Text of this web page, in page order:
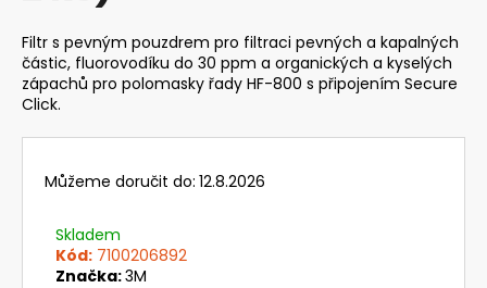
Filtr s pevným pouzdrem pro filtraci pevných a kapalných
částic, fluorovodíku do 30 ppm a organických a kyselých
zápachů pro polomasky řady HF-800 s připojením Secure
Click.
Můžeme doručit do: 12.8.2026
Skladem
Kód: 7100206892
Značka:3M
D
o
p
o